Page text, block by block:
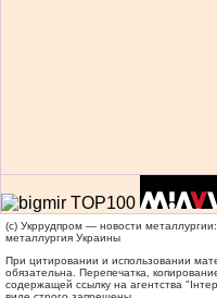
(c) Укррудпром — новости
металлургия Украины
При цитировании и использовании
обязательна. Перепечатка,
содержащей ссылку на агентства